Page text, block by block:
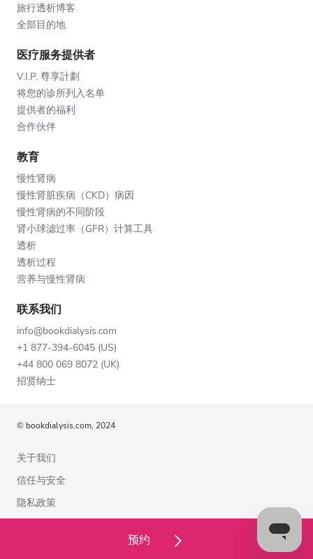
预约
旅行透析博客
全部目的地
医疗服务提供者
V.I.P. 尊享計劃
将您的诊所列入名单
提供者的福利
合作伙伴
教育
慢性肾病
慢性肾脏疾病（CKD）病因
慢性肾病的不同阶段
肾小球滤过率（GFR）计算工具
透析
透析过程
营养与慢性肾病
联系我们
info@bookdialysis.com
+1 877-394-6045 (US)
+44 800 069 8072 (UK)
招贤纳士
© bookdialysis.com, 2024
关于我们
信任与安全
隐私政策